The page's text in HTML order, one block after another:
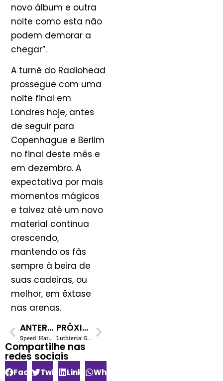
novo álbum e outra
noite como esta não
podem demorar a
chegar”.
A turnê do Radiohead
prossegue com uma
noite final em
Londres hoje, antes
de seguir para
Copenhague e Berlim
no final deste mês e
em dezembro. A
expectativa por mais
momentos mágicos
e talvez até um novo
material continua
crescendo,
mantendo os fãs
sempre à beira de
suas cadeiras, ou
melhor, em êxtase
nas arenas.
ANTERIOR
Speed: Hardcore Australiano Supera Algoritmos no NSW Music Prize
PRÓXIMO
Luthieria: Guia Essencial para Iniciantes na Profissão
Compartilhe nas
redes sociais​
FacebookTwitterLinkedInWhatsApp